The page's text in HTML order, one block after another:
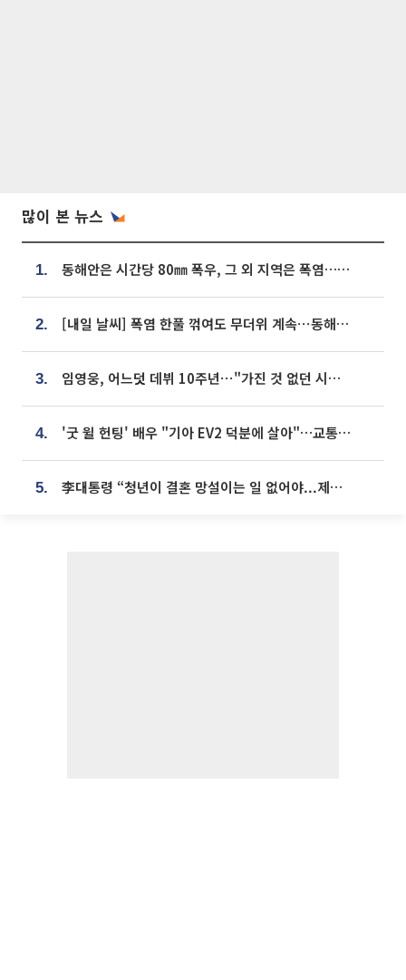
많이 본 뉴스
1. 동해안은 시간당 80㎜ 폭우, 그 외 지역은 폭염…‘극과 극 날씨’
2. [내일 날씨] 폭염 한풀 꺾여도 무더위 계속⋯동해안 이틀 연속 비
3. 임영웅, 어느덧 데뷔 10주년⋯"가진 것 없던 시절, 내 앞엔 20명의 팬뿐"
4. '굿 윌 헌팅' 배우 "기아 EV2 덕분에 살아"…교통사고 후 안전성 극찬
5. 李대통령 “청년이 결혼 망설이는 일 없어야...제도상 불이익 조사”